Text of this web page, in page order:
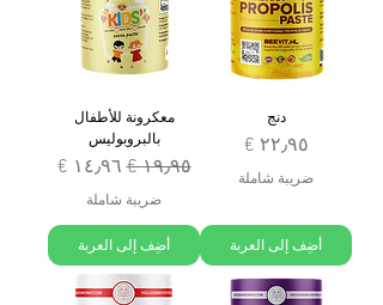
دنج
السعر
ضريبة شاملة
أضِف إلى العربة
معكرونة للأطفال
بالبروبوليس
سعر عادي‏١٩٫٩٥ € سعر البيع
ضريبة شاملة
أضِف إلى العربة